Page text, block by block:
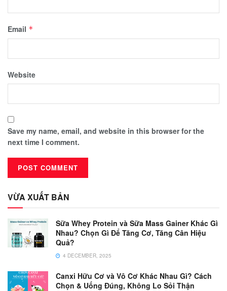
Email *
Website
Save my name, email, and website in this browser for the
next time I comment.
VỪA XUẤT BẢN
Sữa Whey Protein và Sữa Mass Gainer Khác Gì
Nhau? Chọn Gì Để Tăng Cơ, Tăng Cân Hiệu
Quả?
4 DECEMBER, 2025
Canxi Hữu Cơ và Vô Cơ Khác Nhau Gì? Cách
Chọn & Uống Đúng, Không Lo Sỏi Thận